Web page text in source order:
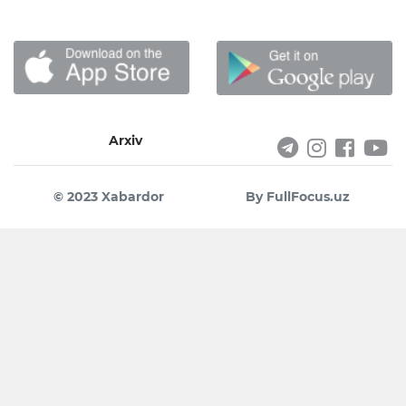
Arxiv
© 2023 Xabardor By FullFocus.uz